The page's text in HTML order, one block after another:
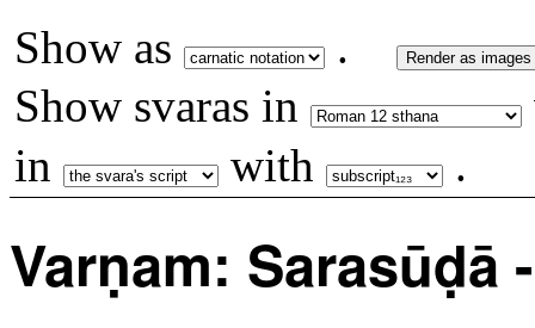
Show as . Render as images
Show svaras in
in
with .
Varṇam: Sarasūḍā